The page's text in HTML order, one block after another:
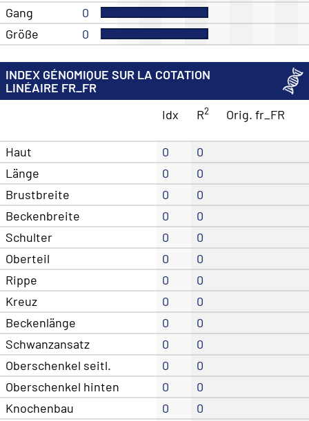
Gang
0
Größe
0
INDEX GÉNOMIQUE SUR LA COTATION
LINÉAIRE FR_FR
Idx
R2 Orig. fr_FR
Haut 0
0
Länge
0
0
Brustbreite
0
0
Beckenbreite
0
0
Schulter
0
0
Oberteil
0
0
Rippe
0
0
Kreuz
0
0
Beckenlänge
0
0
Schwanzansatz
0
0
Oberschenkel seitl.
0
0
Oberschenkel hinten
0
0
Knochenbau
0
0